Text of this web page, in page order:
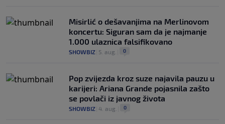
Misirlić o dešavanjima na Merlinovom
koncertu: Siguran sam da je najmanje
1.000 ulaznica falsifikovano
SHOWBIZ 5. aug. 0
Pop zvijezda kroz suze najavila pauzu u
karijeri: Ariana Grande pojasnila zašto
se povlači iz javnog života
SHOWBIZ 4. aug. 0